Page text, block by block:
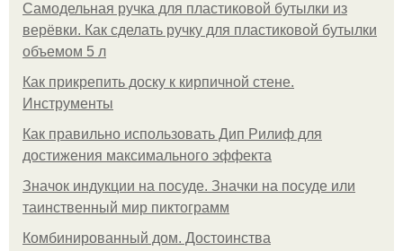
Самодельная ручка для пластиковой бутылки из
верёвки. Как сделать ручку для пластиковой бутылки
объемом 5 л
Как прикрепить доску к кирпичной стене.
Инструменты
Как правильно использовать Дип Рилиф для
достижения максимального эффекта
Значок индукции на посуде. Значки на посуде или
таинственный мир пиктограмм
Комбинированный дом. Достоинства